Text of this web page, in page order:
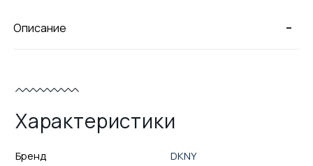
-
Описание
Характеристики
Бренд
DKNY